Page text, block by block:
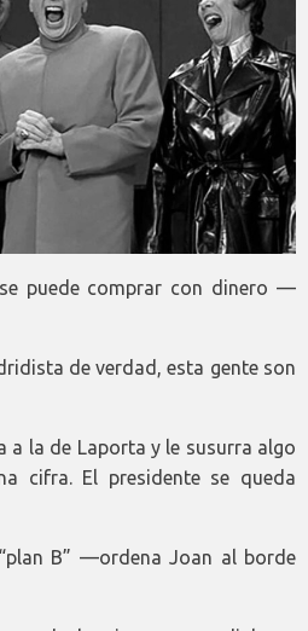
puede comprar con dinero —
de verdad, esta gente son
a la de Laporta y le susurra algo
cifra. El presidente se queda
B” —ordena Joan al borde